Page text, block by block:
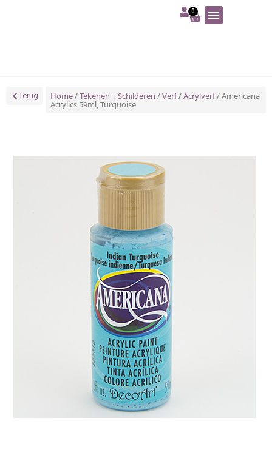
0
Terug Home/Tekenen | Schilderen /Verf/Acrylverf/ Americana
Acrylics 59ml, Turquoise